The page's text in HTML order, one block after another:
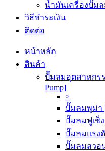
น้ำมันเครื่องปั๊ม
วิธีชำระเงิน
ติดต่อ
หน้าหลัก
สินค้า
ปั๊มลมอุตสาหกร
Pump]
>
ปั๊มลมพูม่า
ปั๊มลมฟูเช็ง
ปั๊มลมแรงดั
ปั๊มลมสวอ